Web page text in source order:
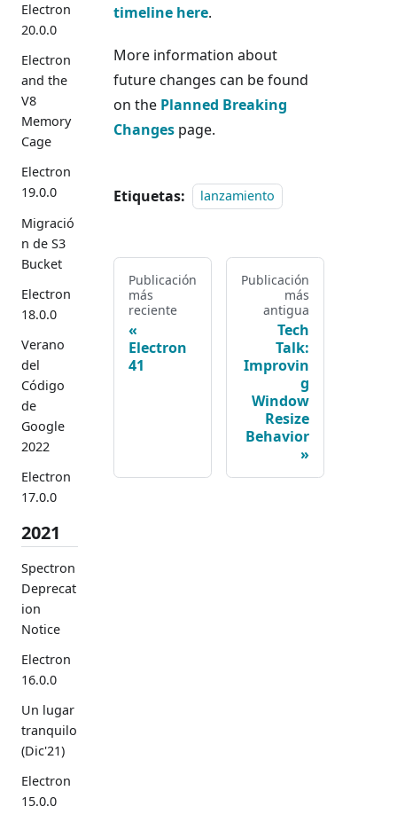
Electron
20.0.0
Electron
and the
V8
Memory
Cage
Electron
19.0.0
Migració
n de S3
Bucket
Electron
18.0.0
Verano
del
Código
de
Google
2022
Electron
17.0.0
2021
Spectron
Deprecat
ion
Notice
Electron
16.0.0
Un lugar
tranquilo
(Dic'21)
Electron
15.0.0
timeline here.
More information about
future changes can be found
on the Planned Breaking
Changes page.
Etiquetas: lanzamiento
Publicación
más
reciente
Electron
41
Publicación
más
antigua
Tech
Talk:
Improvin
g
Window
Resize
Behavior